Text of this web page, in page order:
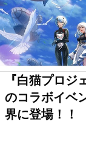
『白猫プロジ
のコラボイベ
界に登場！！